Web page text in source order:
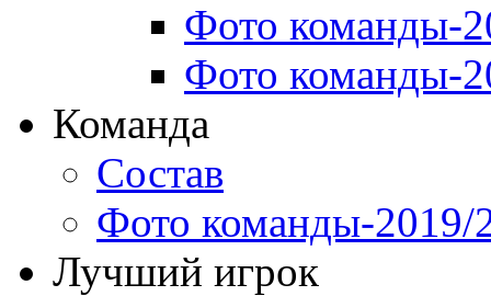
Фото команды-
Фото команды-
Команда
Состав
Фото команды-2019/
Лучший игрок